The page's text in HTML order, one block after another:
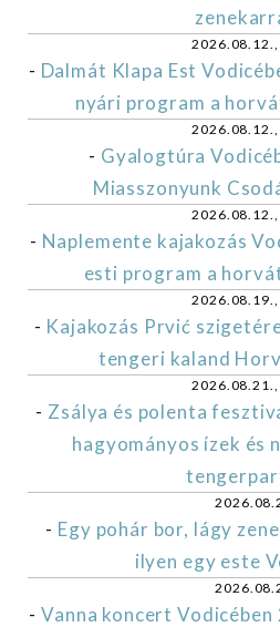
- Dalmát Klapa Est
nyári program a
- Gyalogtúra
Miasszonyunk
- Naplemente kajakozás
esti program a
- Kajakozás Prvić
tengeri kaland
- Zsálya és polenta
hagyományos ízek és
- Egy pohár bor, lágy
ilyen egy este
-Vanna koncert